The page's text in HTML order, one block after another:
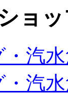
ョ
汽
汽